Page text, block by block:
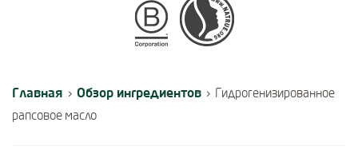
Certifications
Главная › Обзор ингредиентов › Гидрогенизированное
рапсовое масло